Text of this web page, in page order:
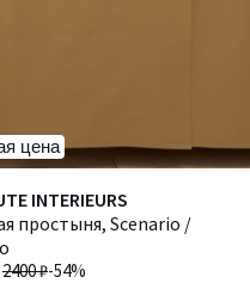
цена
INTERIEURS
простыня, Scenario /
2400 ₽-54%